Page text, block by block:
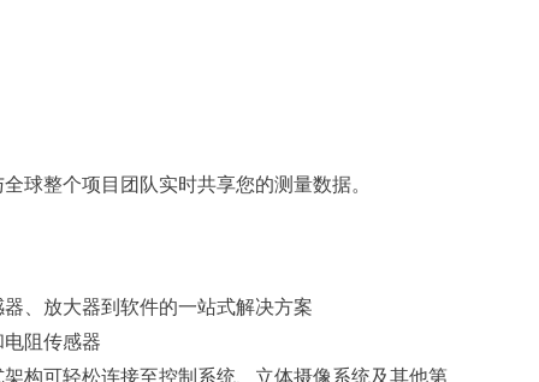
球整个项目团队实时共享您的测量数据。
、放大器到软件的一站式解决方案
阻传感器
构可轻松连接至控制系统、立体摄像系统及其他第